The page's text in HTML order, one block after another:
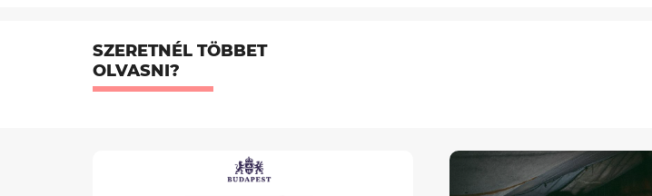
SZERETNÉL TÖBBET
OLVASNI?